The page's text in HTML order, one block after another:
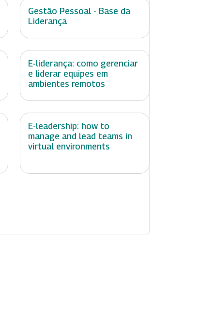
Gestão Pessoal - Base da
Liderança
E-liderança: como gerenciar
e liderar equipes em
ambientes remotos
E-leadership: how to
manage and lead teams in
virtual environments